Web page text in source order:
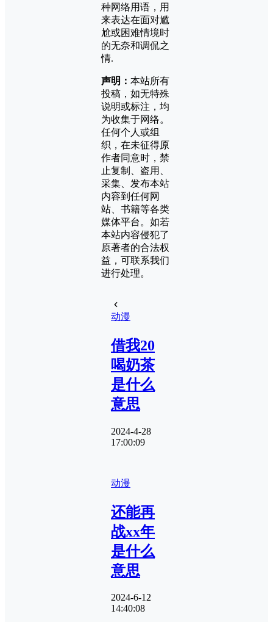
种网络用语，用
来表达在面对尴
尬或困难情境时
的无奈和调侃之
情.
声明： 本站所有
投稿，如无特殊
说明或标注，均
为收集于网络。
任何个人或组
织，在未征得原
作者同意时，禁
止复制、盗用、
采集、发布本站
内容到任何网
站、书籍等各类
媒体平台。如若
本站内容侵犯了
原著者的合法权
益，可联系我们
进行处理。
动漫
借我20
喝奶茶
是什么
意思
2024-4-28
17:00:09
动漫
还能再
战xx年
是什么
意思
2024-6-12
14:40:08